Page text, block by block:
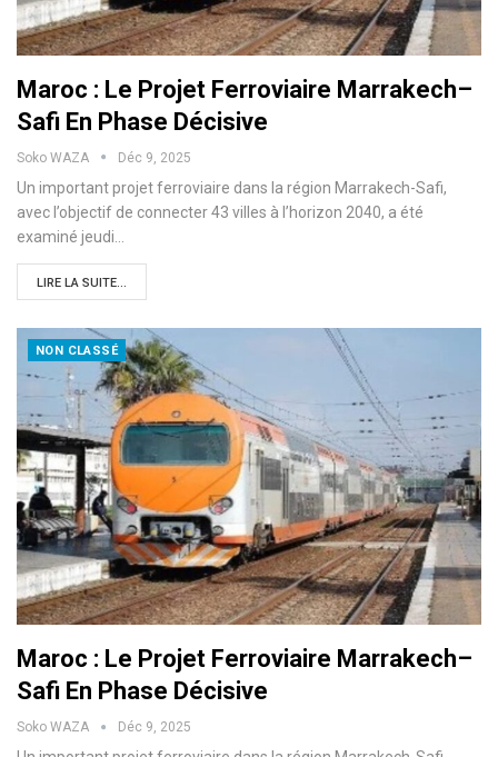
Maroc : Le Projet Ferroviaire Marrakech–
Safi En Phase Décisive
Soko WAZA Déc 9, 2025
Un important projet ferroviaire dans la région Marrakech-Safi,
avec l’objectif de connecter 43 villes à l’horizon 2040, a été
examiné jeudi…
LIRE LA SUITE...
NON CLASSÉ
Maroc : Le Projet Ferroviaire Marrakech–
Safi En Phase Décisive
Soko WAZA Déc 9, 2025